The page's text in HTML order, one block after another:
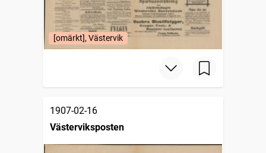
[omärkt], Västervik
1907-02-16
Västerviksposten